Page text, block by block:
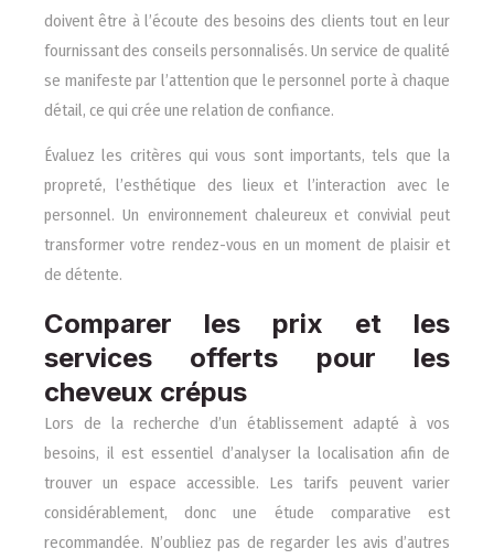
doivent être à l’écoute des besoins des clients tout en leur
fournissant des conseils personnalisés. Un service de qualité
se manifeste par l’attention que le personnel porte à chaque
détail, ce qui crée une relation de confiance.
Évaluez les critères qui vous sont importants, tels que la
propreté, l’esthétique des lieux et l’interaction avec le
personnel. Un environnement chaleureux et convivial peut
transformer votre rendez-vous en un moment de plaisir et
de détente.
Comparer les prix et les
services offerts pour les
cheveux crépus
Lors de la recherche d’un établissement adapté à vos
besoins, il est essentiel d’analyser la localisation afin de
trouver un espace accessible. Les tarifs peuvent varier
considérablement, donc une étude comparative est
recommandée. N’oubliez pas de regarder les avis d’autres